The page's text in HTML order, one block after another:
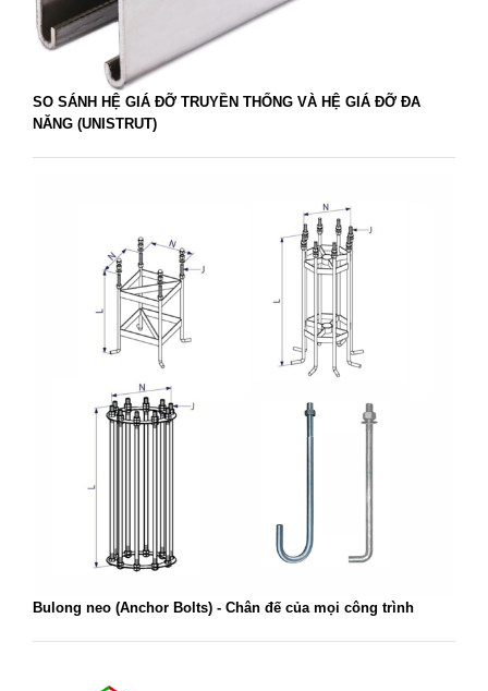
SO SÁNH HỆ GIÁ ĐỠ TRUYỀN THỐNG VÀ HỆ GIÁ ĐỠ ĐA
NĂNG (UNISTRUT)
Bulong neo (Anchor Bolts) - Chân đế của mọi công trình